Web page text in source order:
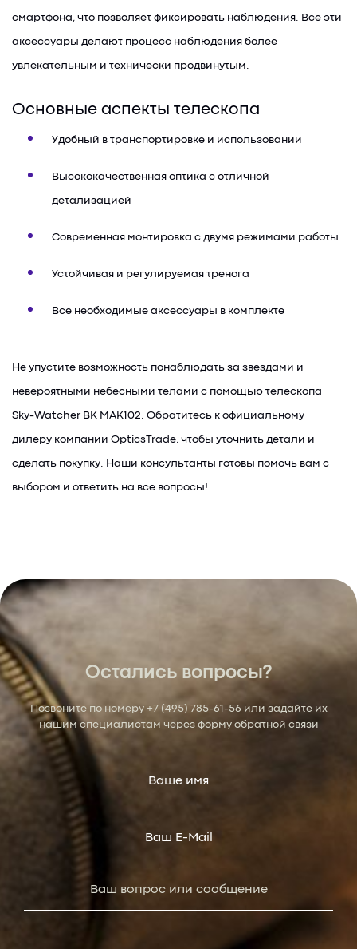
смартфона, что позволяет фиксировать наблюдения. Все эти
аксессуары делают процесс наблюдения более
увлекательным и технически продвинутым.
Основные аспекты телескопа
Удобный в транспортировке и использовании
Высококачественная оптика с отличной
детализацией
Современная монтировка с двумя режимами работы
Устойчивая и регулируемая тренога
Все необходимые аксессуары в комплекте
Не упустите возможность понаблюдать за звездами и
невероятными небесными телами с помощью телескопа
Sky-Watcher BK MAK102. Обратитесь к официальному
дилеру компании OpticsTrade, чтобы уточнить детали и
сделать покупку. Наши консультанты готовы помочь вам с
выбором и ответить на все вопросы!
Остались вопросы?
Позвоните по номеру +7 (495) 785-61-56 или задайте их
нашим специалистам через форму обратной связи